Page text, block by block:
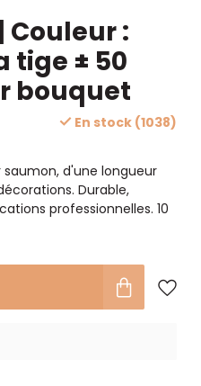
:
tige ± 50
bouquet
En stock (1038)
d'une longueur
Durable,
professionnelles. 10